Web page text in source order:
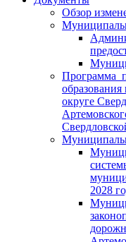
Обзор
Программа
округе
2028